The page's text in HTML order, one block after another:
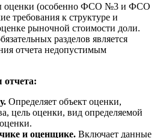
оценки (особенно ФСО №3 и ФСО
требования к структуре и
рыночной стоимости доли.
разделов является
отчета недопустимым
отчета:
Определяет объект оценки,
цель оценки, вид определяемой
и оценщике. Включает данные